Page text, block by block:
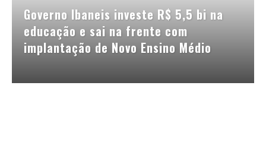
Governo Ibaneis investe R$ 5,5 bi na
educação e sai na frente com
implantação de Novo Ensino Médio